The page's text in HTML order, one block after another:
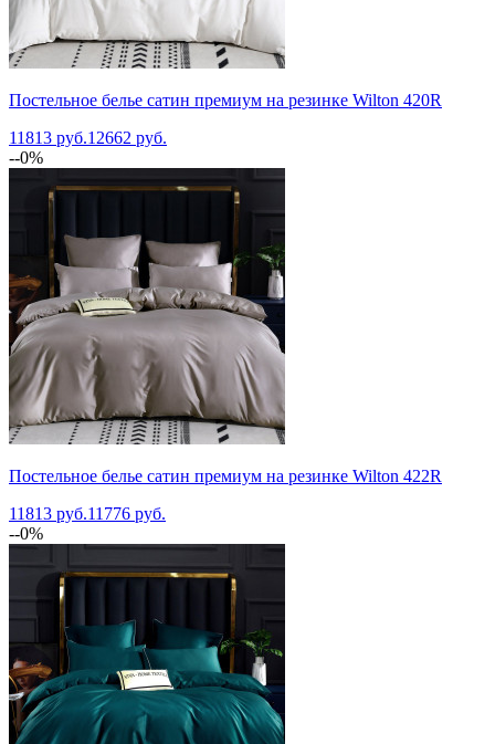
Постельное белье сатин премиум на резинке Wilton 420R
11813 руб.12662 руб.
--0%
Постельное белье сатин премиум на резинке Wilton 422R
11813 руб.11776 руб.
--0%